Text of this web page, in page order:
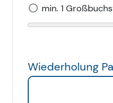
min. 1
Wiederholung